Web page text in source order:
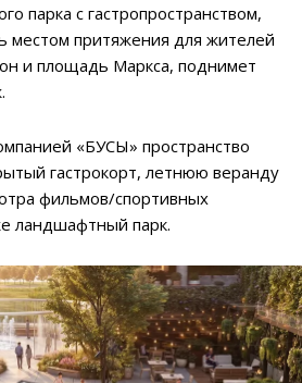
парка с гастропространством,
местом притяжения для жителей
и площадь Маркса, поднимет
«БУСЫ» пространство
гастрокорт, летнюю веранду
фильмов/спортивных
ландшафтный парк.